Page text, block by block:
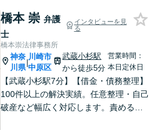
橋本 崇 弁護
士
インタビューを見
る
橋本崇法律事務所
神奈
川県
|
川崎市
中原区
武蔵小杉駅
から徒歩5分
営業時間：
本日定休日
【武蔵小杉駅7分】【借金・債務整理】
100件以上の解決実績。任意整理・自己
破産など幅広く対応します。責めるこ